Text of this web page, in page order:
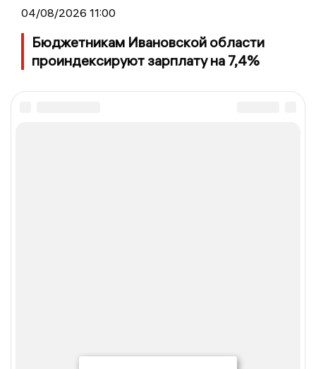
04/08/2026 11:00
Бюджетникам Ивановской области
проиндексируют зарплату на 7,4%